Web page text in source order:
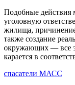
Подобные действия
уголовную
жилища,
также создание
окружающих — все
карается в
спасатели МАСС